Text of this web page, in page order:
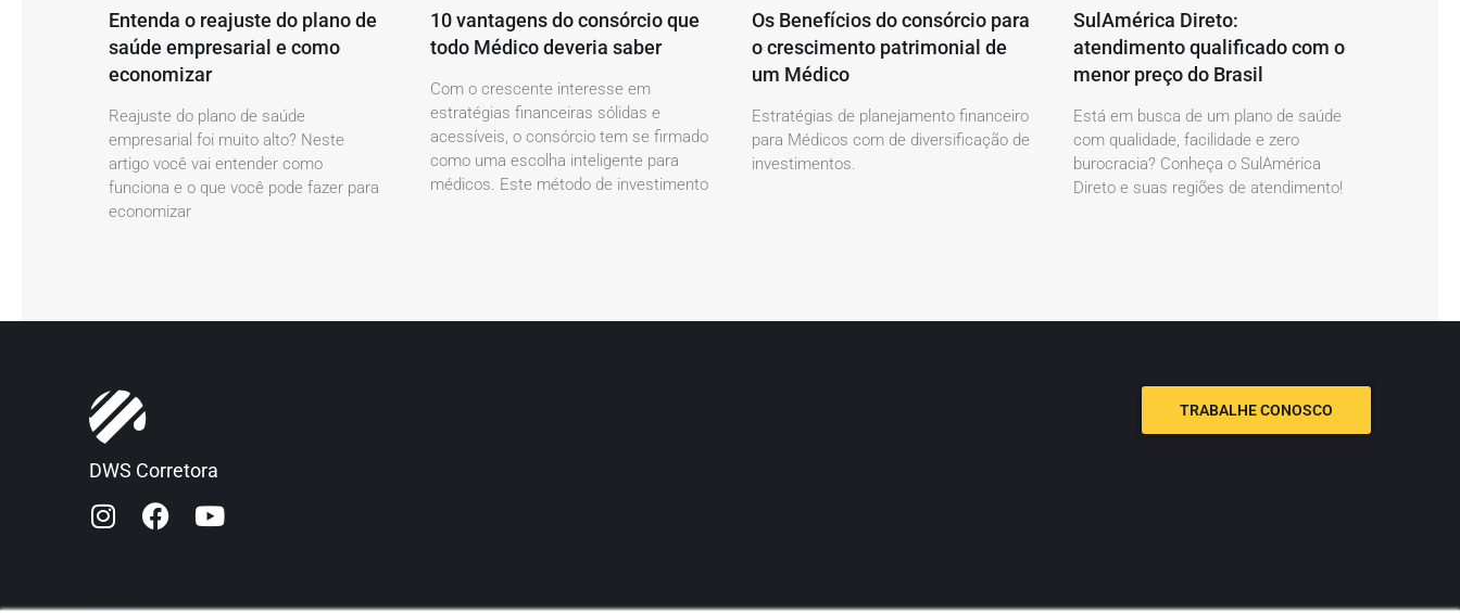
Entenda o reajuste do plano de
saúde empresarial e como
economizar
Reajuste do plano de saúde
empresarial foi muito alto? Neste
artigo você vai entender como
funciona e o que você pode fazer para
economizar
10 vantagens do consórcio que
todo Médico deveria saber
Com o crescente interesse em
estratégias financeiras sólidas e
acessíveis, o consórcio tem se firmado
como uma escolha inteligente para
médicos. Este método de investimento
Os Benefícios do consórcio para
o crescimento patrimonial de
um Médico
Estratégias de planejamento financeiro
para Médicos com de diversificação de
investimentos.
SulAmérica Direto:
atendimento qualificado com o
menor preço do Brasil
Está em busca de um plano de saúde
com qualidade, facilidade e zero
burocracia? Conheça o SulAmérica
Direto e suas regiões de atendimento!
DWS Corretora
TRABALHE CONOSCO